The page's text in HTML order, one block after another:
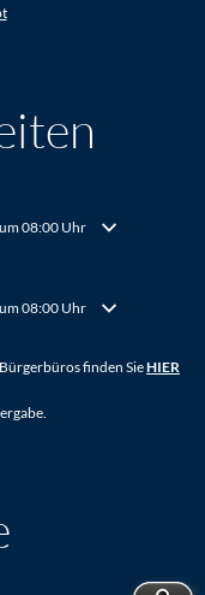
auszublenden
08:00 Uhr
auszublenden
08:00 Uhr
finden SieHIER